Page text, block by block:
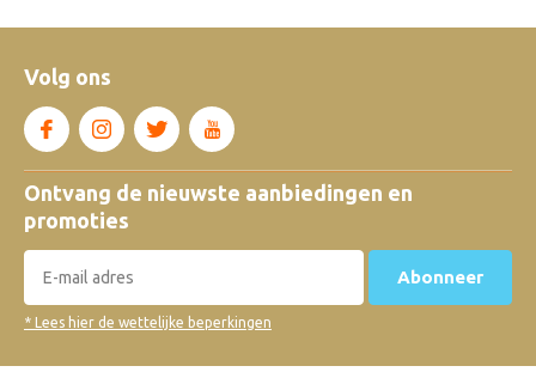
Volg ons
Ontvang de nieuwste aanbiedingen en
promoties
Abonneer
* Lees hier de wettelijke beperkingen